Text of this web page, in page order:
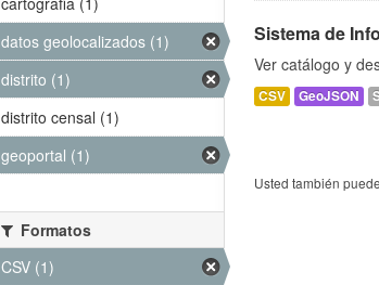
Sistema de
Ver catálogo y
CSV GeoJSON
Usted también
datos geolocalizados (1)
distrito (1)
distrito censal (1)
geoportal (1)
Formatos
CSV (1)